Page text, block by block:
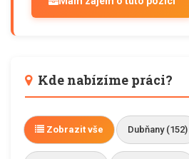
Kde nabízíme práci?
Zobrazit vše Dubňany (152)